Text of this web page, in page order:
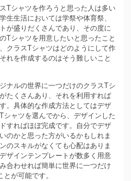
Tシャツを作ろうと思った人は多い
学生生活においては学祭や体育祭、
が盛りだくさんであり、その度に
Tシャツを用意したいと思ったこと
クラスTシャツはどのようにして作
れを作成するのはそう難しいこと
ナルの世界に一つだけのクラスTシ
たくさんあり、それを利用すれば
。具体的な作成方法としてはデザ
シャツを選んでから、デザインした
すればほぼ完成です。自分でデザ
のかと思った方がいるかもしれま
のスキルがなくても心配はありま
ザインテンプレートが数多く用意
合わせれば簡単に世界に一つだけ
が可能です。